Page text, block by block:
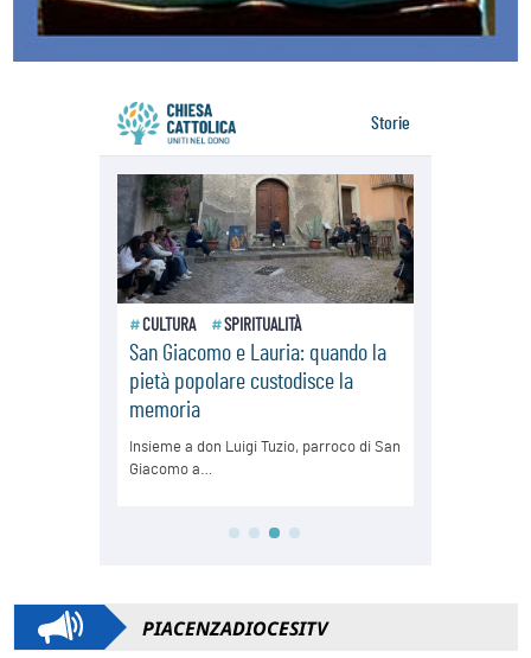
PIACENZADIOCESITV